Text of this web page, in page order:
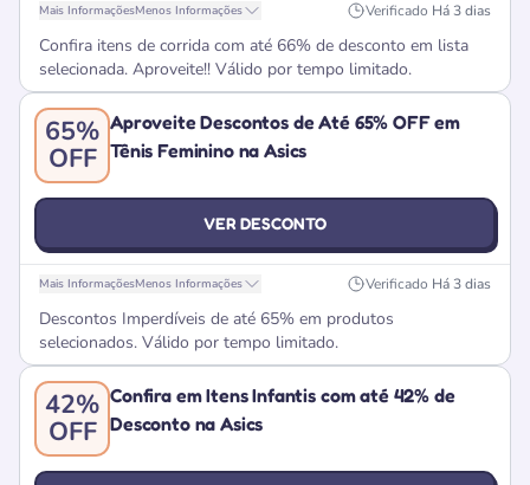
Mais InformaçõesMenos Informações Verificado Há 3 dias
Confira itens de corrida com até 66% de desconto em lista
selecionada. Aproveite!! Válido por tempo limitado.
65%
OFF
Aproveite Descontos de Até 65% OFF em
Tênis Feminino na Asics
VER DESCONTO
Mais InformaçõesMenos Informações Verificado Há 3 dias
Descontos Imperdíveis de até 65% em produtos
selecionados. Válido por tempo limitado.
42%
OFF
Confira em Itens Infantis com até 42% de
Desconto na Asics